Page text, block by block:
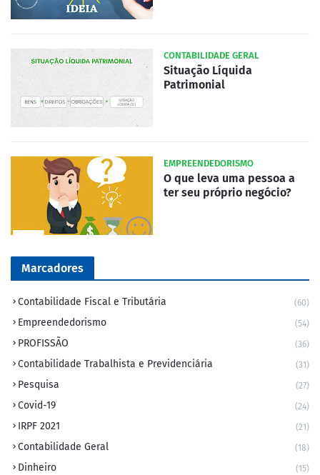
CONTABILIDADE GERAL
Situação Líquida
Patrimonial
EMPREENDEDORISMO
O que leva uma pessoa a
ter seu próprio negócio?
Marcadores
Contabilidade Fiscal e Tributária (60)
Empreendedorismo (54)
PROFISSÃO (36)
Contabilidade Trabalhista e Previdenciária (31)
Pesquisa (27)
Covid-19 (24)
IRPF 2021 (21)
Contabilidade Geral (18)
Dinheiro (15)